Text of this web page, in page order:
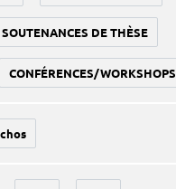
SOUTENANCES DE THÈSE
CONFÉRENCES/WORKSHOPS